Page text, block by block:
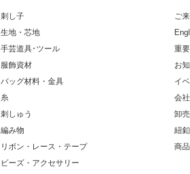
刺し子
生地・芯地
手芸道具･ツール
服飾資材
バッグ材料・金具
糸
刺しゅう
編み物
リボン・レース・テープ
ビーズ・アクセサリー
ご
重
お
イ
会
卸
紐
商